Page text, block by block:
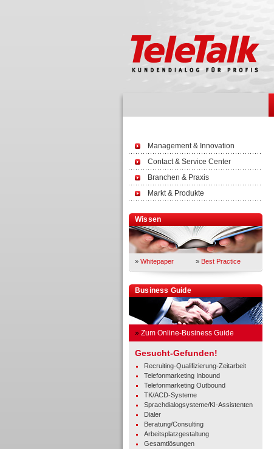
Management & Innovation
Contact & Service Center
Branchen & Praxis
Markt & Produkte
Wissen
» Whitepaper » Best Practice
Business Guide
» Zum Online-Business Guide
Gesucht-Gefunden!
Recruiting-Qualifizierung-Zeitarbeit
Telefonmarketing Inbound
Telefonmarketing Outbound
TK/ACD-Systeme
Sprachdialogsysteme/KI-Assistenten
Dialer
Beratung/Consulting
Arbeitsplatzgestaltung
Gesamtlösungen